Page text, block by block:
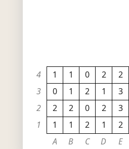
4 1 1 0 2 2
3
0 1 2 1 3
2
2 2 0 2 3
1
1 1 2 1 2
A
B C D E